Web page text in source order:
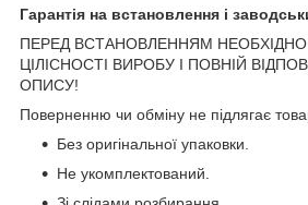
Гарантія на встановлення і
ПЕРЕД ВСТАНОВЛЕННЯМ
ЦІЛІСНОСТІ ВИРОБУ І ПОВНІЙ
ОПИСУ!
Поверненню чи обміну не підлягає
Без оригінальної упаковки.
Не укомплектований.